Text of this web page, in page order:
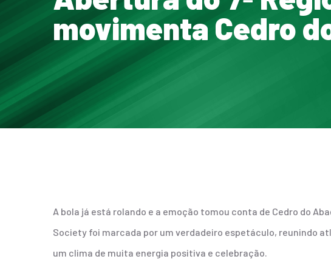
movimenta Cedro
A bola já está rolando e a emoção tomou conta de Cedro do
Society foi marcada por um verdadeiro espetáculo, reunindo
um clima de muita energia positiva e celebração.